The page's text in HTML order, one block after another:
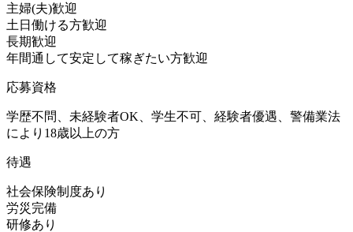
主婦(夫)歓迎
土日働ける方歓迎
長期歓迎
年間通して安定して稼ぎたい方歓迎
応募資格
学歴不問、未経験者OK、学生不可、経験者優遇、警備業法
により18歳以上の方
待遇
社会保険制度あり
労災完備
研修あり